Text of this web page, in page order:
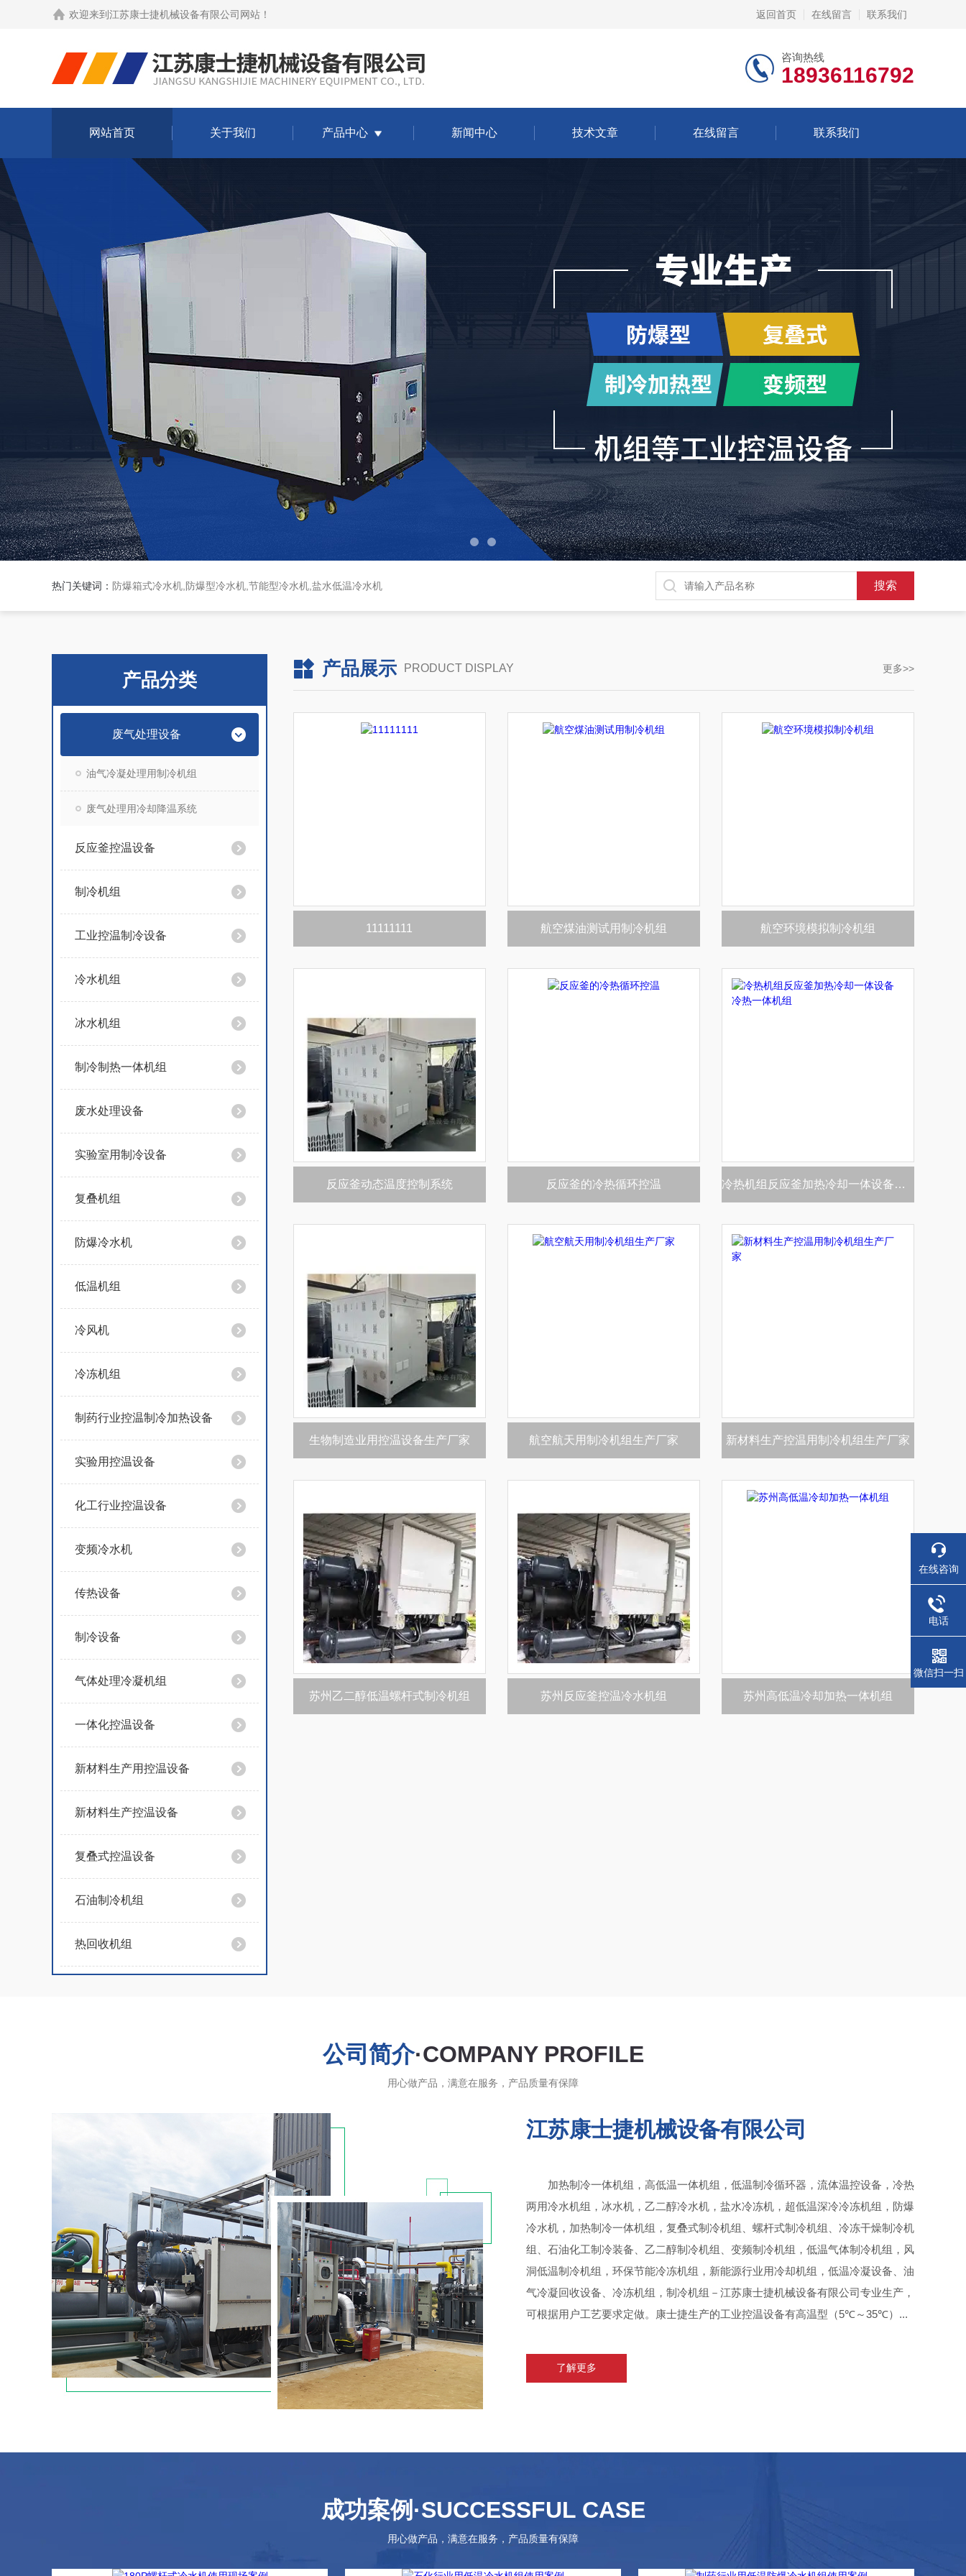
欢迎来到 江苏康士捷机械设备有限公司网站 ！ 返回首页 在线留言 联系我们
咨询热线
18936116792
网站首页 关于我们 产品中心 新闻中心 技术文章 在线留言 联系我们
热门关键词： 防爆箱式冷水机,防爆型冷水机,节能型冷水机,盐水低温冷水机
产品分类
废气处理设备
油气冷凝处理用制冷机组
废气处理用冷却降温系统
反应釜控温设备
制冷机组
工业控温制冷设备
冷水机组
冰水机组
制冷制热一体机组
废水处理设备
实验室用制冷设备
复叠机组
防爆冷水机
低温机组
冷风机
冷冻机组
制药行业控温制冷加热设备
实验用控温设备
化工行业控温设备
变频冷水机
传热设备
制冷设备
气体处理冷凝机组
一体化控温设备
新材料生产用控温设备
新材料生产控温设备
复叠式控温设备
石油制冷机组
热回收机组
产品展示 PRODUCT DISPLAY 更多>>
11111111 航空煤油测试用制冷机组 航空环境模拟制冷机组
反应釜动态温度控制系统 反应釜的冷热循环控温 冷热机组反应釜加热冷却一体设备冷热一体机组
生物制造业用控温设备生产厂家 航空航天用制冷机组生产厂家 新材料生产控温用制冷机组生产厂家
苏州乙二醇低温螺杆式制冷机组 苏州反应釜控温冷水机组 苏州高低温冷却加热一体机组
公司简介·COMPANY PROFILE
用心做产品，满意在服务，产品质量有保障
江苏康士捷机械设备有限公司
加热制冷一体机组，高低温一体机组，低温制冷循环器，流体温控设备，冷热
两用冷水机组，冰水机，乙二醇冷水机，盐水冷冻机，超低温深冷冷冻机组，防爆
冷水机，加热制冷一体机组，复叠式制冷机组、螺杆式制冷机组、冷冻干燥制冷机
组、石油化工制冷装备、乙二醇制冷机组、变频制冷机组，低温气体制冷机组，风
洞低温制冷机组，环保节能冷冻机组，新能源行业用冷却机组，低温冷凝设备、油
气冷凝回收设备、冷冻机组，制冷机组－江苏康士捷机械设备有限公司专业生产，
可根据用户工艺要求定做。康士捷生产的工业控温设备有高温型（5℃～35℃）...
了解更多
成功案例 ·SUCCESSFUL CASE
用心做产品，满意在服务，产品质量有保障
在线咨询
电话
微信扫一扫